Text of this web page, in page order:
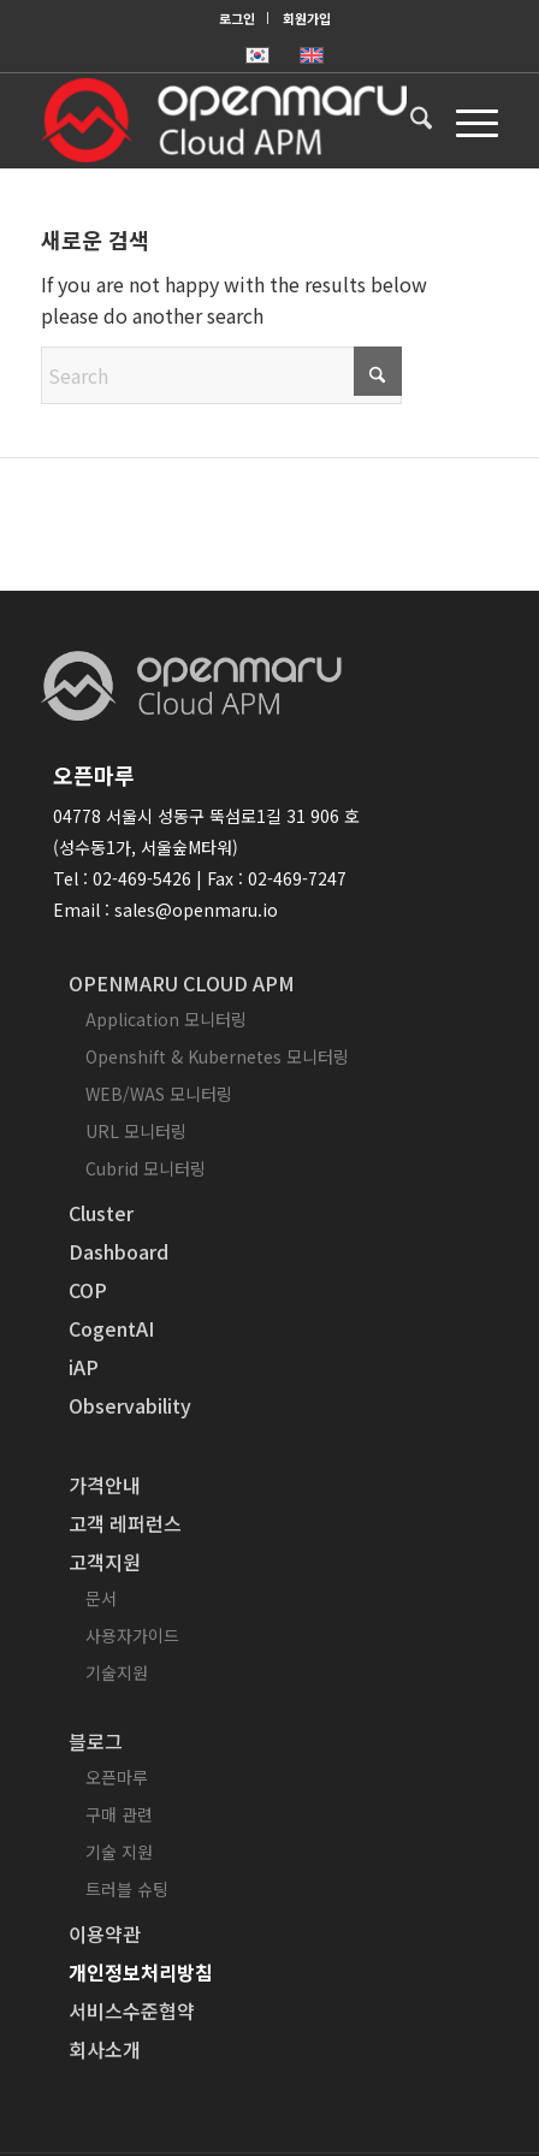
로그인 회원가입
새로운 검색
If you are not happy with the results below
please do another search
오픈마루
04778 서울시 성동구 뚝섬로1길 31 906 호
(성수동1가, 서울숲M타워)
Tel : 02-469-5426 | Fax : 02-469-7247
Email : sales@openmaru.io
OPENMARU CLOUD APM
Application 모니터링
Openshift & Kubernetes 모니터링
WEB/WAS 모니터링
URL 모니터링
Cubrid 모니터링
Cluster
Dashboard
COP
CogentAI
iAP
Observability
가격안내
고객 레퍼런스
고객지원
문서
사용자가이드
기술지원
블로그
오픈마루
구매 관련
기술 지원
트러블 슈팅
이용약관
개인정보처리방침
서비스수준협약
회사소개